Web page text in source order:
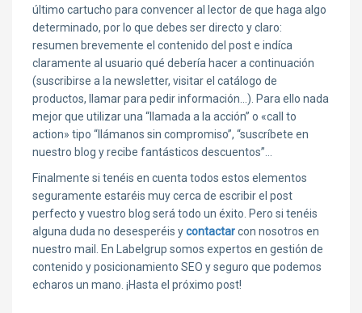
último cartucho para convencer al lector de que haga algo
determinado, por lo que debes ser directo y claro:
resumen brevemente el contenido del post e indíca
claramente al usuario qué debería hacer a continuación
(suscribirse a la newsletter, visitar el catálogo de
productos, llamar para pedir información…). Para ello nada
mejor que utilizar una “llamada a la acción” o «call to
action» tipo “llámanos sin compromiso”, “suscríbete en
nuestro blog y recibe fantásticos descuentos”…
Finalmente si tenéis en cuenta todos estos elementos
seguramente estaréis muy cerca de escribir el post
perfecto y vuestro blog será todo un éxito. Pero si tenéis
alguna duda no desesperéis ycontactarcon nosotros en
nuestro mail. En Labelgrup somos expertos en gestión de
contenido y posicionamiento SEO y seguro que podemos
echaros un mano. ¡Hasta el próximo post!